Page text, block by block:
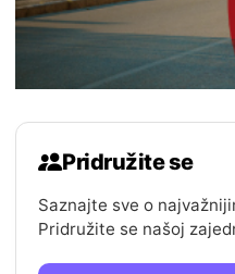
Pridružite se
Saznajte sve o
Pridružite se našoj